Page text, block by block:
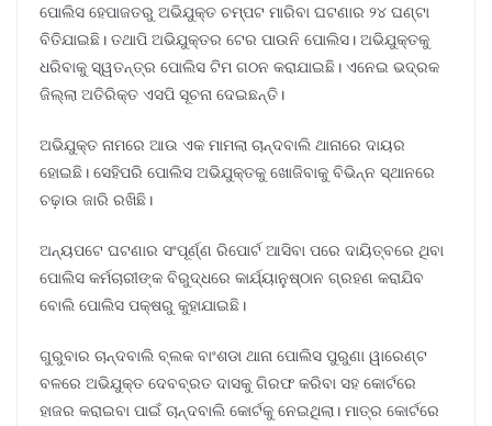
ପୋଲିସ ହେପାଜତରୁ ଅଭିଯୁକ୍ତ ଚମ୍ପଟ ମାରିବା ଘଟଣାର ୨୪ ଘଣ୍ଟା
ବିତିଯାଇଛି। ତଥାପି ଅଭିଯୁକ୍ତର ଟେର ପାଉନି ପୋଲିସ। ଅଭିଯୁକ୍ତକୁ
ଧରିବାକୁ ସ୍ୱତନ୍ତ୍ର ପୋଲିସ ଟିମ ଗଠନ କରାଯାଇଛି। ଏନେଇ ଭଦ୍ରକ
ଜିଲ୍ଲା ଅତିରିକ୍ତ ଏସପି ସୂଚନା ଦେଇଛନ୍ତି।
ଅଭିଯୁକ୍ତ ନାମରେ ଆଉ ଏକ ମାମଲା ଚାନ୍ଦବାଲି ଥାନାରେ ଦାୟର
ହୋଇଛି। ସେହିପରି ପୋଲିସ ଅଭିଯୁକ୍ତକୁ ଖୋଜିବାକୁ ବିଭିନ୍ନ ସ୍ଥାନରେ
ଚଢ଼ାଉ ଜାରି ରଖିଛି।
ଅନ୍ୟପଟେ ଘଟଣାର ସଂପୂର୍ଣ୍ଣ ରିପୋର୍ଟ ଆସିବା ପରେ ଦାୟିତ୍ବରେ ଥିବା
ପୋଲିସ କର୍ମଚାରୀଙ୍କ ବିରୁଦ୍ଧରେ କାର୍ଯ୍ୟାନୁଷ୍ଠାନ ଗ୍ରହଣ କରାଯିବ
ବୋଲି ପୋଲିସ ପକ୍ଷରୁ କୁହାଯାଇଛି।
ଗୁରୁବାର ଚାନ୍ଦବାଲି ବ୍ଲକ ବାଂଶଡା ଥାନା ପୋଲିସ ପୁରୁଣା ୱାରେଣ୍ଟ
ବଳରେ ଅଭିଯୁକ୍ତ ଦେବବ୍ରତ ଦାସକୁ ଗିରଫ କରିବା ସହ କୋର୍ଟରେ
ହାଜର କରାଇବା ପାଇଁ ଚାନ୍ଦବାଲି କୋର୍ଟକୁ ନେଇଥିଲା। ମାତ୍ର କୋର୍ଟରେ